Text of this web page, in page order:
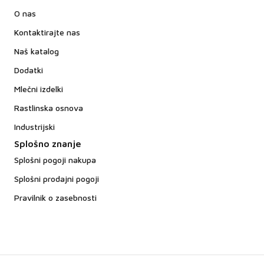
O nas
Kontaktirajte nas
Naš katalog
Dodatki
Mlečni izdelki
Rastlinska osnova
Industrijski
Splošno znanje
Splošni pogoji nakupa
Splošni prodajni pogoji
Pravilnik o zasebnosti